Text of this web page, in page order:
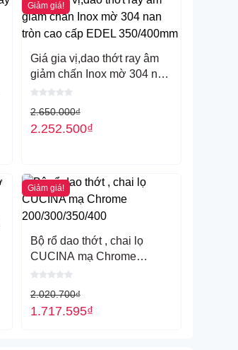
Giảm giá!
Giá gia vị,dao thớt ray âm
giảm chấn Inox mờ 304 nan
tròn cao cấp EDEL
2.650.000₫
2.252.500₫
Giảm giá!
Bộ rổ dao thớt , chai lọ
CUCINA mạ Chrome
200/300/350/400
2.020.700₫
1.717.595₫